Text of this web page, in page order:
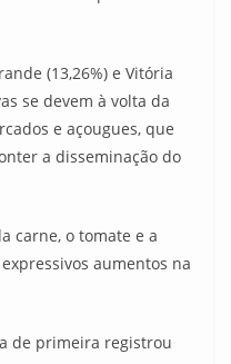
(13,26%) e Vitória
se devem à volta da
e açougues, que
a disseminação do
carne, o tomate e a
aumentos na
de primeira registrou